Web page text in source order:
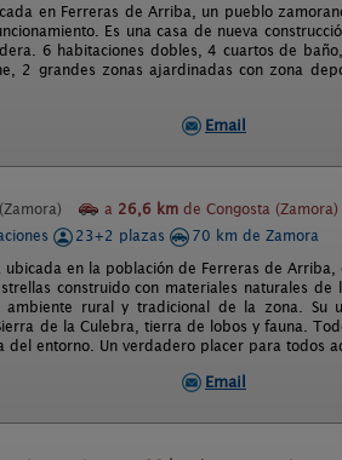
en Ferreras de Arriba, un pueblo
Es una casa de nueva
6 habitaciones dobles, 4 cuartos de
2 grandes zonas ajardinadas con zona
Email
(Zamora) a 26,6 km de Congosta (Zamora)
23+2 plazas
70 km de Zamora
ubicada en la población de Ferreras de
construido con materiales naturales
rural y tradicional de la zona. Su
de la Culebra, tierra de lobos y fauna.
del entorno. Un verdadero placer para todos
Email